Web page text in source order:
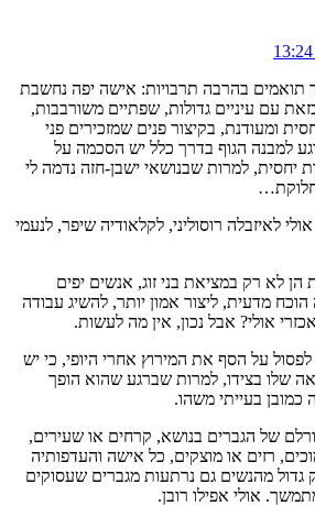
תואמים בהרבה תרבויות: אישה יפה נחשבת
עם עיניים גדולות, שפתיים משורבבות,
ומעודנת, בקיצור פנים שמזכירים פני
למבנה הגוף בדרך כלל יש הסכמה על
יחסית, למרות שבנושאי ישבן-חזה נדמה לי
לאיזבלה רוסוליני, לקלאודיה שיפר, לנעמי
הן לא רק במציאת בני זוג, אנשים יפים
הוכח מדעית, ליצור אמון יותר, להשיג עבודה
אולי? אבל נכון, אין מה לעשות.
על הסף את המירוץ אחרי היופי, כי יש
שלו בצידו, למרות שברגע שהוא הופך
כמובן בעייתי משהו.
של הגברים בנושא, קרחים או שעירים,
רזים או מוצקים, כל אישה והעדפותיה
גדול מהנשים גם נרתעות מגברים שעסוקים
אולי אפילו רובן.